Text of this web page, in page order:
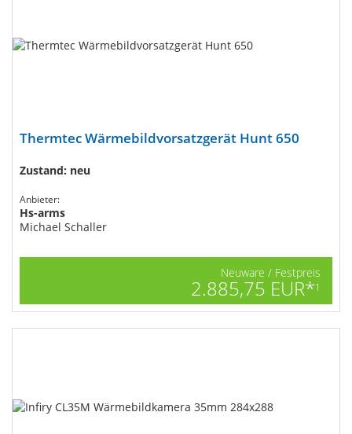
Thermtec Wärmebildvorsatzgerät Hunt 650
Zustand: neu
Anbieter:
Hs-arms
Michael Schaller
Neuware / Festpreis
2.885,75 EUR*1